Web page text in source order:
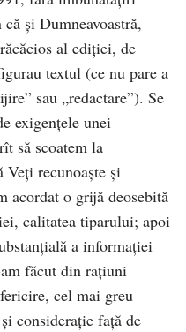
şi Dumneavoastră,
al ediţiei, de
textul (ce nu pare a
sau „redactare”). Se
exigenţele unei
să scoatem la
Veţi recunoaşte şi
acordat o grijă deosebită
calitatea tiparului; apoi
a informaţiei
făcut din raţiuni
cel mai greu
consideraţie faţă de